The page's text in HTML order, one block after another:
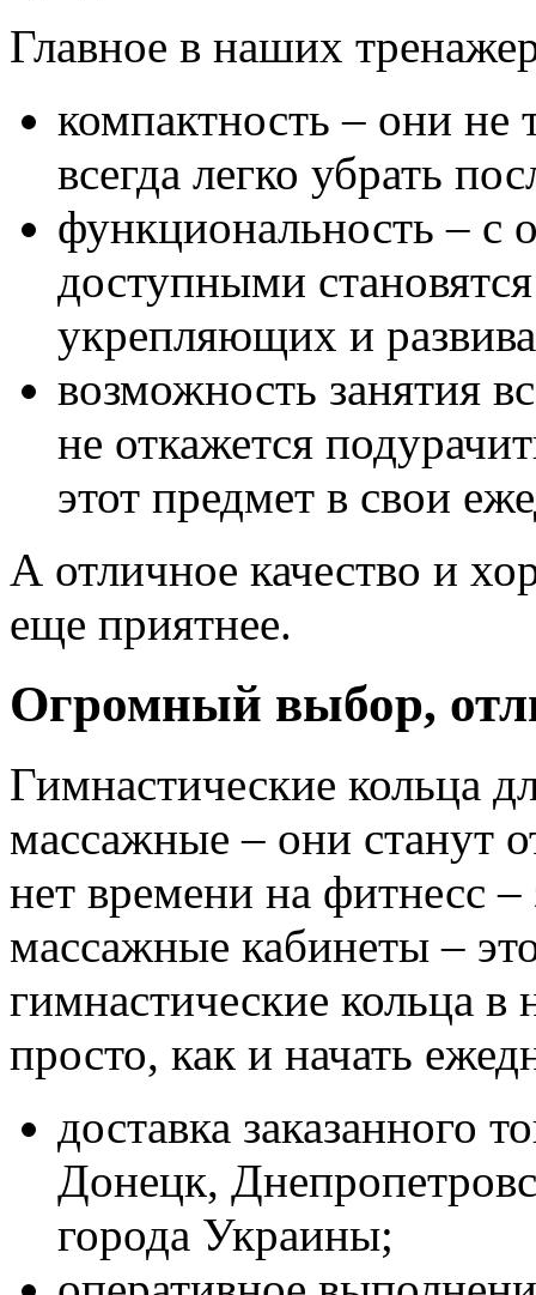
Главное в наших
компактность – они не
всегда легко убрать
функциональность – с
доступными
укрепляющих и
возможность занятия
не откажется
этот предмет в свои
А отличное качество и
еще приятнее.
Огромный выбор,
Гимнастические кольца
массажные – они станут
нет времени на фитнесс
массажные кабинеты –
гимнастические кольца
просто, как и начать
доставка заказанного
Донецк,
города Украины;